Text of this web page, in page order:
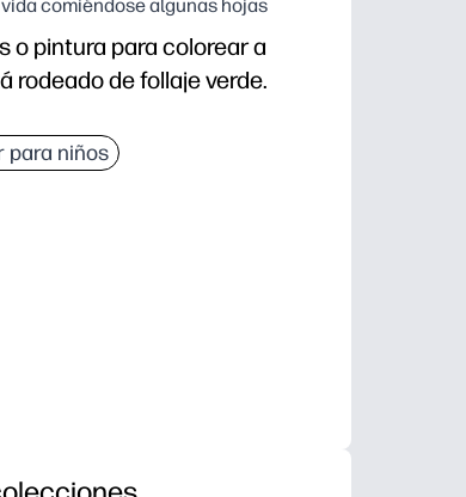
comiéndose algunas hojas
o pintura para colorear a
rodeado de follaje verde.
estará listo en segundos sin necesidad de
del lápiz y la coloración cuidadosa.
perfecto para momentos tranquilos o para
para niños